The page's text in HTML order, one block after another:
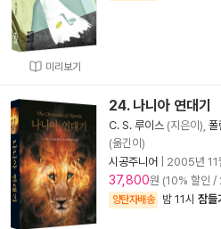
미리보기
24. 나니아 연대기
C. S. 루이스 (지은이), 폴
(옮긴이)
시공주니어
2005년 11
37,800원 (10% 할인 /
양탄자배송 밤 11시 잠들